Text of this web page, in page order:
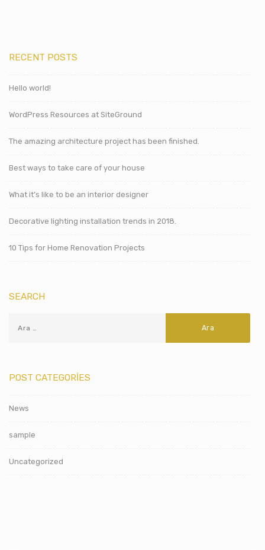
RECENT POSTS
Hello world!
WordPress Resources at SiteGround
The amazing architecture project has been finished.
Best ways to take care of your house
What it’s like to be an interior designer
Decorative lighting installation trends in 2018.
10 Tips for Home Renovation Projects
SEARCH
POST CATEGORIES
News
sample
Uncategorized